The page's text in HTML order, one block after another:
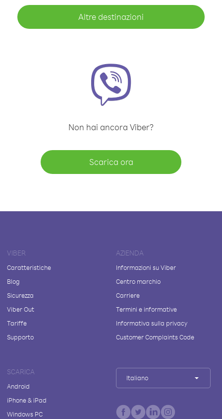
Altre destinazioni
Non hai ancora Viber?
Scarica ora
VIBER
Caratteristiche
Blog
Sicurezza
Viber Out
Tariffe
Supporto
AZIENDA
Informazioni su Viber
Centro marchio
Carriere
Termini e informative
Informativa sulla privacy
Customer Complaints Code
SCARICA
Android
iPhone & iPad
Windows PC
Italiano